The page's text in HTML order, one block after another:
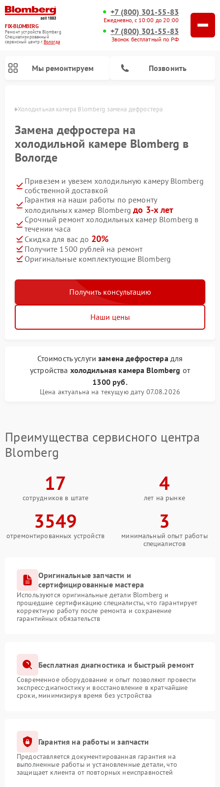
FIX-BLOMBERG
Ремонт устройств Blomberg
Специализированный
cервисный центр г.Вологда
+7 (800) 301-55-83
Ежедневно, с 10:00 до 20:00
+7 (800) 301-55-83
Звонок бесплатный по РФ
Мы ремонтируем Позвонить
Холодильная камера Blomberg замена дефростера
Замена дефростера на
холодильной камере Blomberg в
Вологде
Привезем и увезем холодильную камеру Blomberg
собственной доставкой
Гарантия на наши работы по ремонту
холодильных камер Blombergдо 3-х лет
Срочный ремонт холодильных камер Blomberg в
течении часа
Скидка для вас до 20%
Получите 1500 рублей на ремонт
Оригинальные комплектующие Blomberg
Получить консультацию
Наши цены
Стоимость услугизамена дефростерадля
устройства холодильная камера Blomberg от
1300 руб.
Цена актуальна на текущую дату 07.08.2026
Преимущества сервисного центра
Blomberg
17
сотрудников в штате
4
лет на рынке
3549
отремонтированных устройств
3
минимальный опыт работы
специалистов
Оригинальные запчасти и
сертифицированные мастера
Используются оригинальные детали Blomberg и
прошедшие сертификацию специалисты, что гарантирует
корректную работу после ремонта и сохранение
гарантийных обязательств
Бесплатная диагностика и быстрый ремонт
Современное оборудование и опыт позволяют провести
экспресс-диагностику и восстановление в кратчайшие
сроки, минимизируя время без устройства
Гарантия на работы и запчасти
Предоставляется документированная гарантия на
выполненные работы и установленные детали, что
защищает клиента от повторных неисправностей